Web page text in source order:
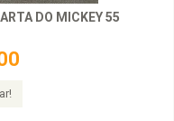
DO MICKEY 55